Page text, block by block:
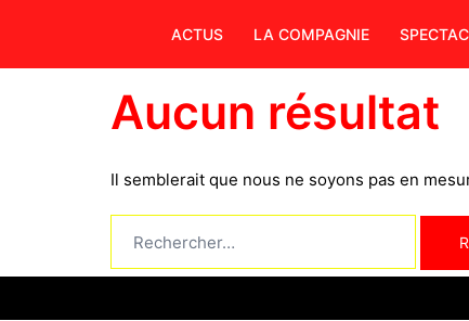
contenu
ACTUS LA COMPAGNIE
Aucun résultat
Il semblerait que nous ne soyons pas en